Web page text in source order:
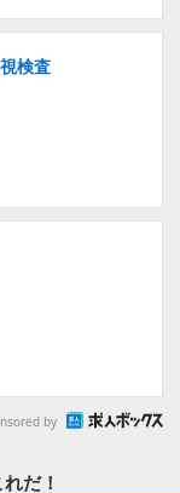
検査
by
だ！